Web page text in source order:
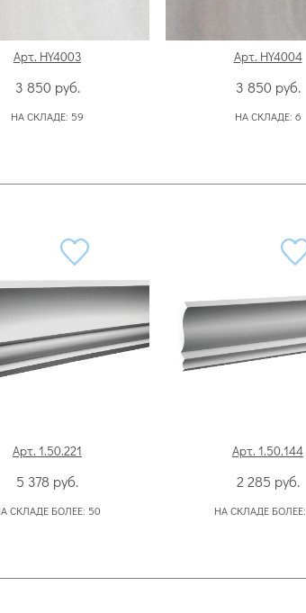
Арт. HY4003
3 850 руб.
НА СКЛАДЕ: 59
Арт. HY4004
3 850 руб.
НА СКЛАДЕ: 6
Арт. 1.50.221
5 378 руб.
СКЛАДЕ БОЛЕЕ: 50
Арт. 1.50.144
2 285 руб.
НА СКЛАДЕ БОЛЕЕ: